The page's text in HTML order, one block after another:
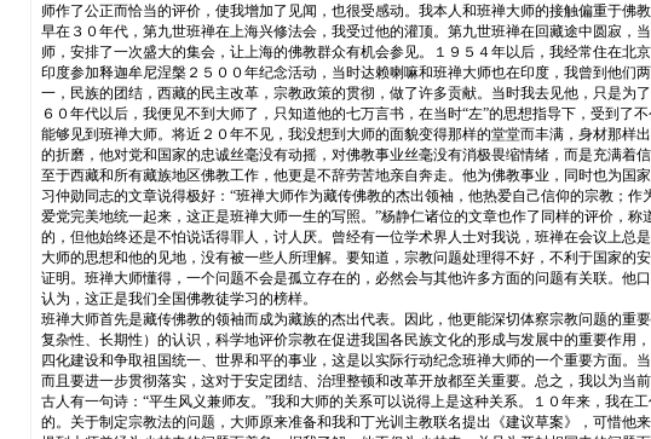
师作了公正而恰当的评价，使我增加了见闻，也很受感动。我本人和班禅大师的接触偏重于佛
早在３０年代，第九世班禅在上海兴修法会，我受过他的灌顶。第九世班禅在回藏途中圆寂
师，安排了一次盛大的集会，让上海的佛教群众有机会参见。１９５４年以后，我经常住在
印度参加释迦牟尼涅槃２５００年纪念活动，当时达赖喇嘛和班禅大师也在印度，我曾到他
一，民族的团结，西藏的民主改革，宗教政策的贯彻，做了许多贡献。当时我去见他，只是为
６０年代以后，我便见不到大师了，只知道他的七万言书，在当时“左”的思想指导下，受到了
能够见到班禅大师。将近２０年不见，我没想到大师的面貌变得那样的堂堂而丰满，身材那
的折磨，他对党和国家的忠诚丝毫没有动摇，对佛教事业丝毫没有消极畏缩情绪，而是充满着
至于西藏和所有藏族地区佛教工作，他更是不辞劳苦地亲自奔走。他为佛教事业，同时也为国
习仲勋同志的文章说得极好：“班禅大师作为藏传佛教的杰出领袖，他热爱自己信仰的宗教；
爱党完美地统一起来，这正是班禅大师一生的写照。”杨静仁诸位的文章也作了同样的评价，
的，但他始终还是不怕说话得罪人，讨人厌。曾经有一位学术界人士对我说，班禅在会议上总
大师的思想和他的见地，没有被一些人所理解。要知道，宗教问题处理得不好，不利于国家
证明。班禅大师懂得，一个问题不会是孤立存在的，必然会与其他许多方面的问题有关联。
认为，这正是我们全国佛教徒学习的榜样。
班禅大师首先是藏传佛教的领袖而成为藏族的杰出代表。因此，他更能深切体察宗教问题的重
复杂性、长期性）的认识，科学地评价宗教在促进我国各民族文化的形成与发展中的重要作
四化建设和争取祖国统一、世界和平的事业，这是以实际行动纪念班禅大师的一个重要方面
而且要进一步贯彻落实，这对于安定团结、治理整顿和改革开放都至关重要。总之，我以为当
古人有一句诗：“平生风义兼师友。”我和大师的关系可以说得上是这种关系。１０年来，我
的。关于制定宗教法的问题，大师原来准备和我和丁光训主教联名提出《建议草案》，可惜